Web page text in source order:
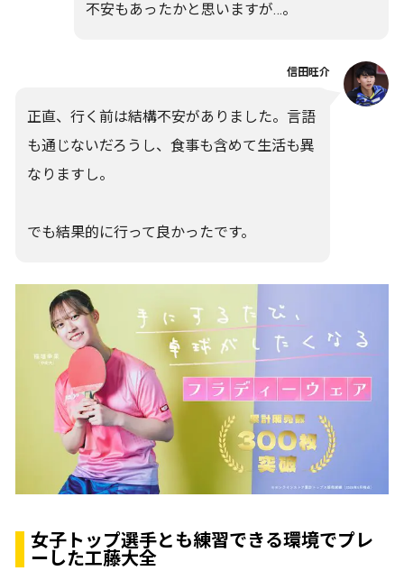
不安もあったかと思いますが…。
信田旺介
正直、行く前は結構不安がありました。言語
も通じないだろうし、食事も含めて生活も異
なりますし。
でも結果的に行って良かったです。
女子トップ選手とも練習できる環境でプレ
ーした工藤大全